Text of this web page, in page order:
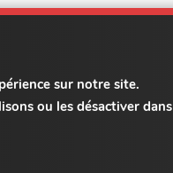
sur notre site.
ou les désactiver dans